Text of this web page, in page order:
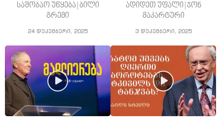
საშობაო უწყება | ბილი
გრემი
24 დეკემბერი, 2025
ადიდეთ უფალი | ჯონ
მაკარტური
3 დეკემბერი, 2025